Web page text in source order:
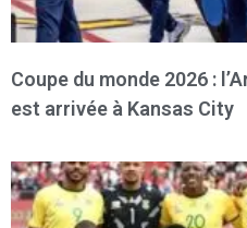
Coupe du monde 2026 :
est arrivée à Kansas City